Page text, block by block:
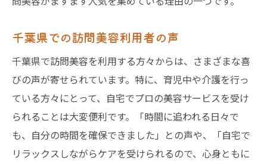
訪問理美容visitの利用者からの声
千葉県での訪問美容利用者の声
千葉県で訪問美容を利用する方々からは、さまざまな喜
びの声が寄せられています。特に、育児中や介護を行っ
ている方々にとって、自宅でプロの美容サービスを受け
られることは大変便利です。「時間に追われる日々で
も、自分の時間を確保できました」との声や、「自宅で
リラックスしながらケアを受けられるので、心身ともに